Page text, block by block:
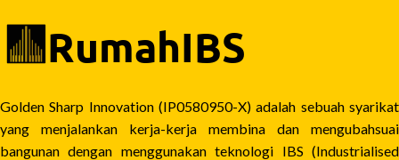
Golden Sharp Innovation (IP0580950-X) adalah sebuah syarikat
yang menjalankan kerja-kerja membina dan mengubahsuai
bangunan dengan menggunakan teknologi IBS (Industrialised